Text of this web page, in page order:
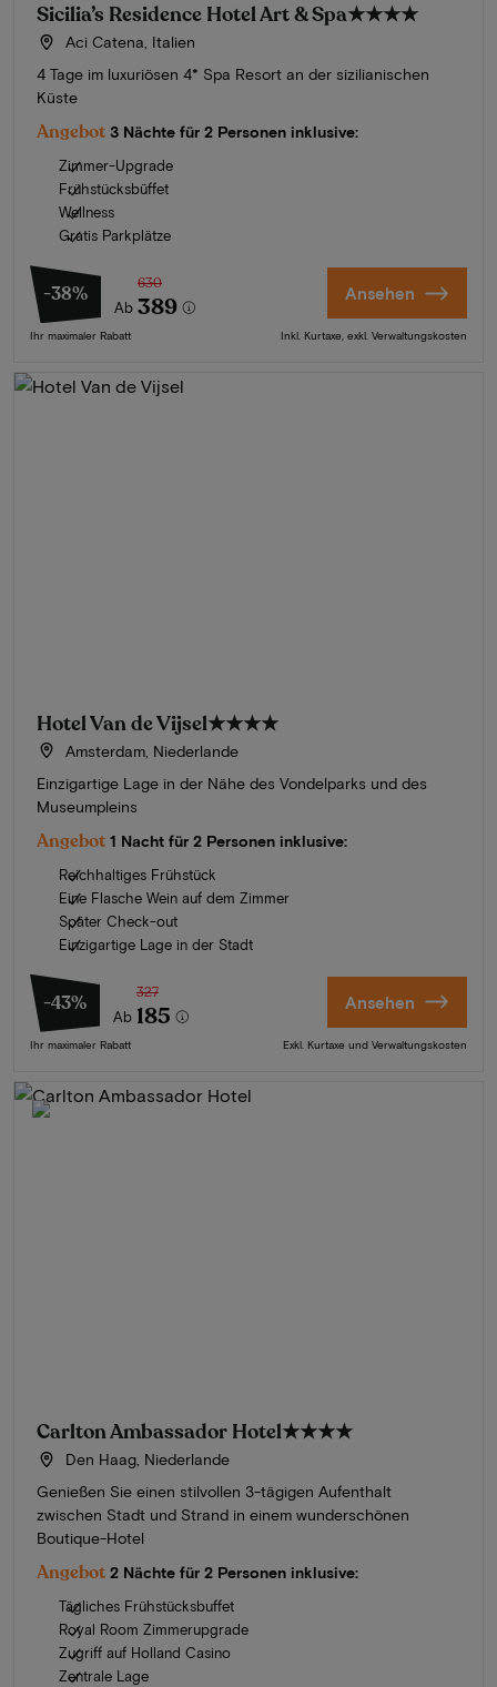
Sicilia’s Residence Hotel Art & Spa★★★★
Aci Catena, Italien
4 Tage im luxuriösen 4* Spa Resort an der sizilianischen
Küste
Angebot 3 Nächte für 2 Personen inklusive:
Zimmer-Upgrade
Frühstücksbüffet
Wellness
Gratis Parkplätze
-38%
Ab
630
389
Ihr maximaler Rabatt
Ansehen
Inkl. Kurtaxe, exkl. Verwaltungskosten
Hotel Van de Vijsel★★★★
Amsterdam, Niederlande
Einzigartige Lage in der Nähe des Vondelparks und des
Museumpleins
Angebot 1 Nacht für 2 Personen inklusive:
Reichhaltiges Frühstück
Eine Flasche Wein auf dem Zimmer
Später Check-out
Einzigartige Lage in der Stadt
-43%
Ab
327
185
Ihr maximaler Rabatt
Ansehen
Exkl. Kurtaxe und Verwaltungskosten
Carlton Ambassador Hotel★★★★
Den Haag, Niederlande
Genießen Sie einen stilvollen 3-tägigen Aufenthalt
zwischen Stadt und Strand in einem wunderschönen
Boutique-Hotel
Angebot 2 Nächte für 2 Personen inklusive:
Tägliches Frühstücksbuffet
Royal Room Zimmerupgrade
Zugriff auf Holland Casino
Zentrale Lage